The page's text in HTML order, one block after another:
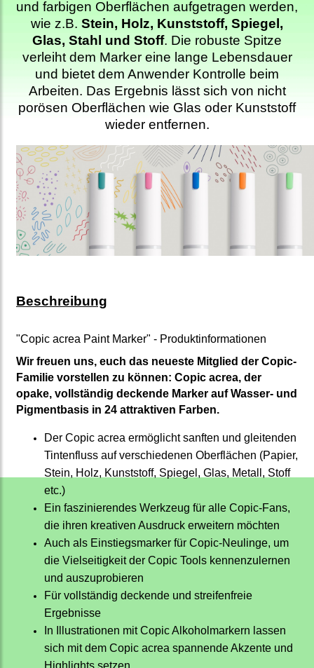
und farbigen Oberflächen aufgetragen werden,
wie z.B. Stein, Holz, Kunststoff, Spiegel,
Glas, Stahl und Stoff. Die robuste Spitze
verleiht dem Marker eine lange Lebensdauer
und bietet dem Anwender Kontrolle beim
Arbeiten. Das Ergebnis lässt sich von nicht
porösen Oberflächen wie Glas oder Kunststoff
wieder entfernen.
Beschreibung
"Copic acrea Paint Marker" - Produktinformationen
Wir freuen uns, euch das neueste Mitglied der Copic-
Familie vorstellen zu können: Copic acrea, der
opake, vollständig deckende Marker auf Wasser- und
Pigmentbasis in 24 attraktiven Farben.
Der Copic acrea ermöglicht sanften und gleitenden
Tintenfluss auf verschiedenen Oberflächen (Papier,
Stein, Holz, Kunststoff, Spiegel, Glas, Metall, Stoff
etc.)
Ein faszinierendes Werkzeug für alle Copic-Fans,
die ihren kreativen Ausdruck erweitern möchten
Auch als Einstiegsmarker für Copic-Neulinge, um
die Vielseitigkeit der Copic Tools kennenzulernen
und auszuprobieren
Für vollständig deckende und streifenfreie
Ergebnisse
In Illustrationen mit Copic Alkoholmarkern lassen
sich mit dem Copic acrea spannende Akzente und